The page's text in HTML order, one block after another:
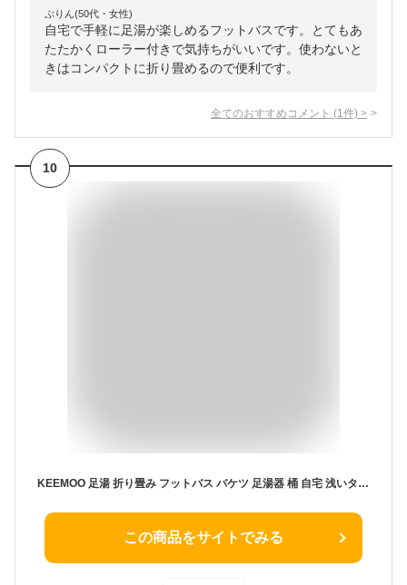
ぷりん(50代・女性)
自宅で手軽に足湯が楽しめるフットバスです。とてもあ
たたかくローラー付きで気持ちがいいです。使わないと
きはコンパクトに折り畳めるので便利です。
全てのおすすめコメント (1 件) >
10
KEEMOO 足湯 折り畳み フットバス バケツ 足湯器 桶 自宅 浅いタイプ 折りたたみ 足湯用バケツ スパ 冷え対策 (桜色)
この商品をサイトでみる